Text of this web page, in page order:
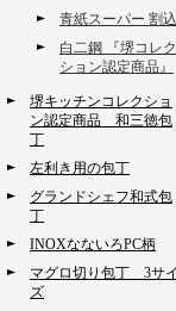
青紙スーパー 割込
白二鋼 『堺コレク
ション認定商品』
堺キッチンコレクショ
ン認定商品 和三徳包
丁
左利き用の包丁
グランドシェフ和式包
丁
INOXなないろPC柄
マグロ切り包丁 3サイ
ズ